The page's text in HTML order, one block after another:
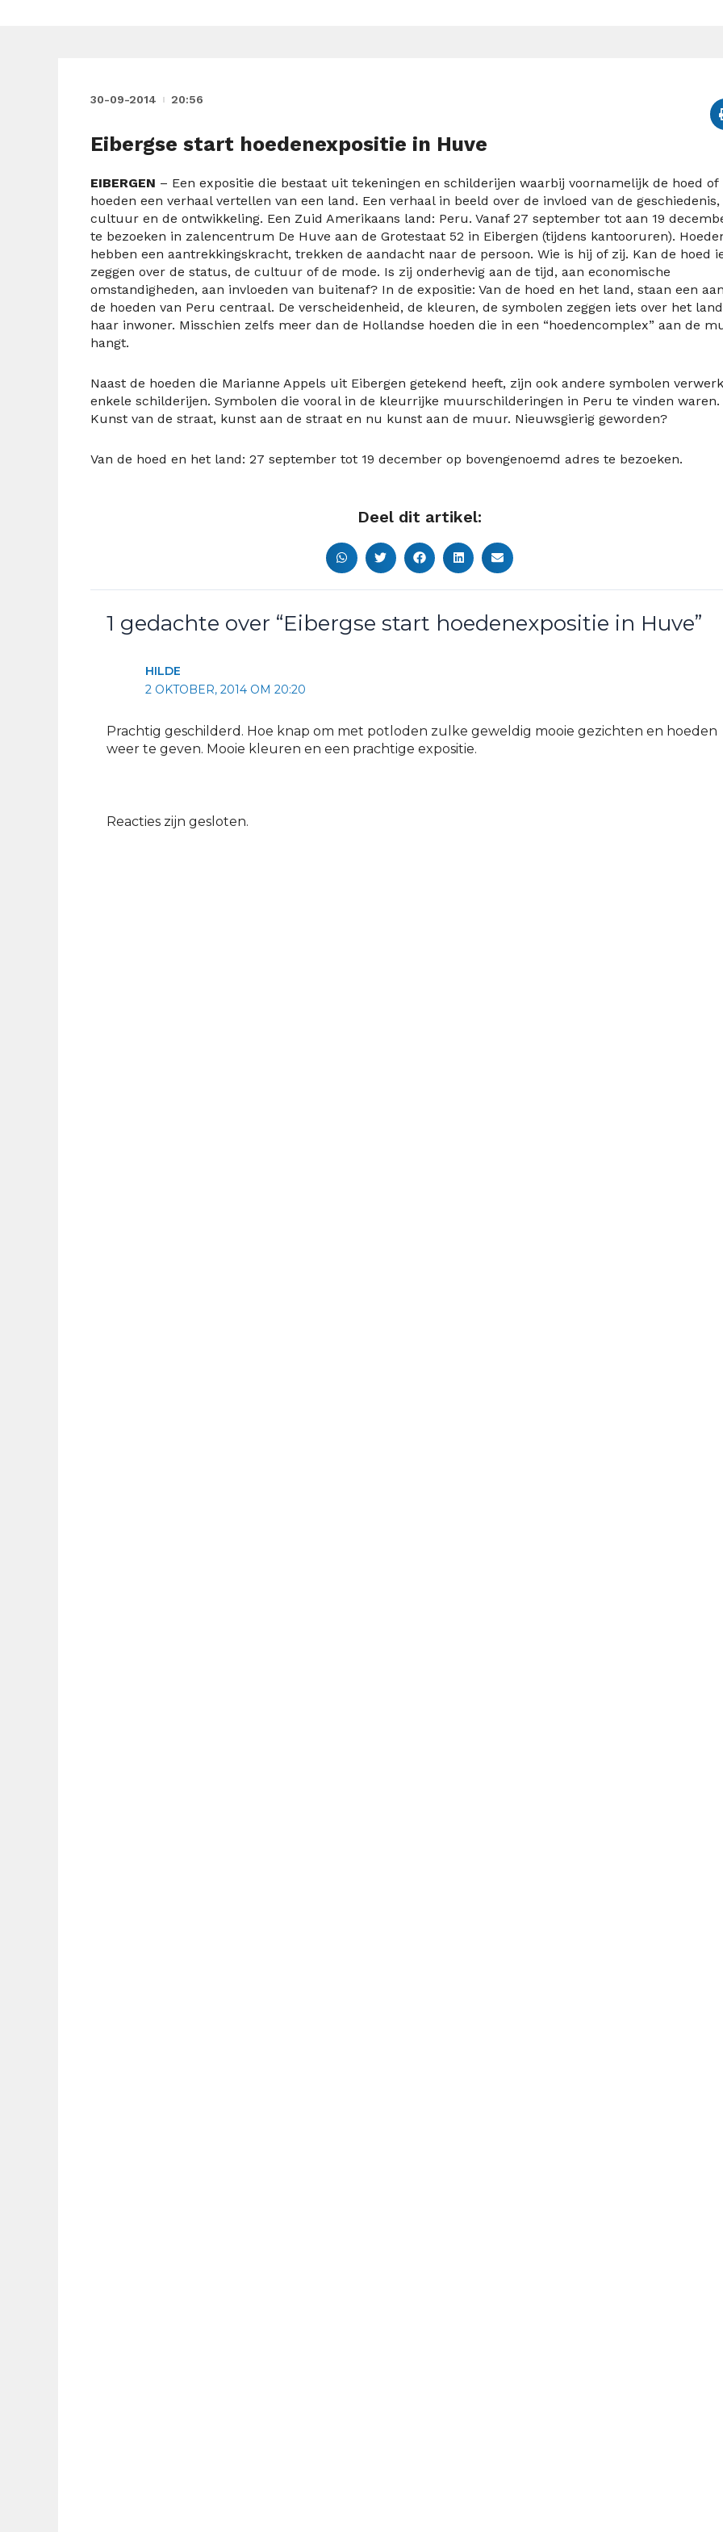
30-09-2014 20:56
Eibergse start hoedenexpositie in Huve
EIBERGEN – Een expositie die bestaat uit tekeningen en schilderijen waarbij voornamelijk de hoed of
hoeden een verhaal vertellen van een land. Een verhaal in beeld over de invloed van de geschiedenis,
cultuur en de ontwikkeling. Een Zuid Amerikaans land: Peru. Vanaf 27 september tot aan 19
te bezoeken in zalencentrum De Huve aan de Grotestaat 52 in Eibergen (tijdens kantooruren).
hebben een aantrekkingskracht, trekken de aandacht naar de persoon. Wie is hij of zij. Kan de hoed
zeggen over de status, de cultuur of de mode. Is zij onderhevig aan de tijd, aan economische
omstandigheden, aan invloeden van buitenaf? In de expositie: Van de hoed en het land, staan een
de hoeden van Peru centraal. De verscheidenheid, de kleuren, de symbolen zeggen iets over het
haar inwoner. Misschien zelfs meer dan de Hollandse hoeden die in een “hoedencomplex” aan de
hangt.
Naast de hoeden die Marianne Appels uit Eibergen getekend heeft, zijn ook andere symbolen
enkele schilderijen. Symbolen die vooral in de kleurrijke muurschilderingen in Peru te vinden waren.
Kunst van de straat, kunst aan de straat en nu kunst aan de muur. Nieuwsgierig geworden?
Van de hoed en het land: 27 september tot 19 december op bovengenoemd adres te bezoeken.
Deel dit artikel:
1 gedachte over “Eibergse start hoedenexpositie in Huve”
HILDE
2 OKTOBER, 2014 OM 20:20
Prachtig geschilderd. Hoe knap om met potloden zulke geweldig mooie gezichten en hoeden
weer te geven. Mooie kleuren en een prachtige expositie.
Reacties zijn gesloten.